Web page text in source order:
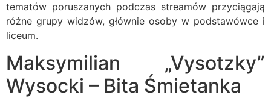
tematów poruszanych podczas streamów przyciągają
różne grupy widzów, głównie osoby w podstawówce i
liceum.
Maksymilian „Vysotzky”
Wysocki – Bita Śmietanka